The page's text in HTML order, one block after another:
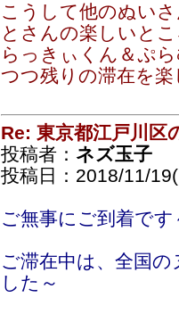
こうして他のぬい
とさんの楽しいと
らっきぃくん＆ぷ
つつ残りの滞在を
Re: 東京都江戸川区
投稿者： ネズ玉子
投稿日：2018/11/
ご無事にご到着です
ご滞在中は、全国
した～